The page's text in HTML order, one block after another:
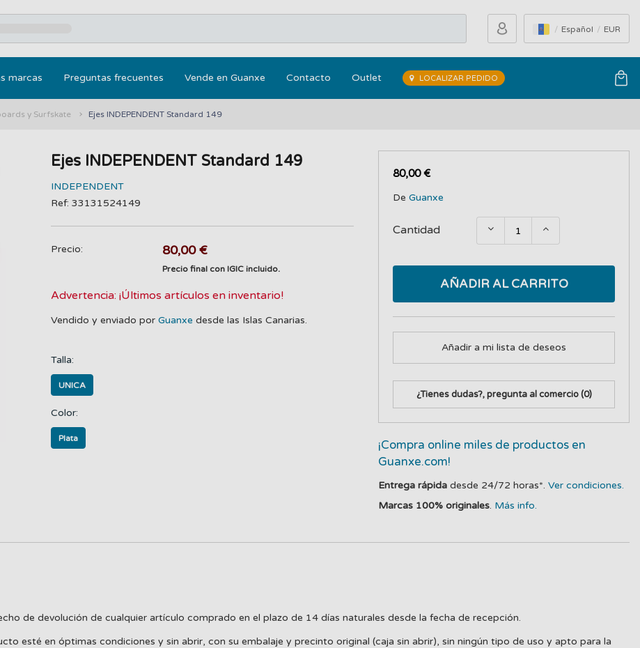
Español EUR
marcas Preguntas frecuentes Vende en Guanxe Contacto Outlet LOCALIZAR PEDIDO
y Surfskate Ejes INDEPENDENT Standard 149
Ejes INDEPENDENT Standard 149
INDEPENDENT
Ref: 33131524149
Precio: 80,00 €
Precio final con IGIC incluido.
Advertencia: ¡Últimos artículos en inventario!
Vendido y enviado por Guanxe desde las Islas Canarias.
Talla:
UNICA
Color:
Plata
80,00 €
DeGuanxe
Cantidad
AÑADIR AL CARRITO
Añadir a mi lista de deseos
¿Tienes dudas?, pregunta al comercio(0)
¡Compra online miles de productos en
Guanxe.com!
Entrega rápida desde 24/72 horas*.Ver condiciones.
Marcas 100% originales. Más info.
de devolución de cualquier artículo comprado en el plazo de 14 días naturales desde la fecha de recepción.
esté en óptimas condiciones y sin abrir, con su embalaje y precinto original (caja sin abrir), sin ningún tipo de uso y apto para la